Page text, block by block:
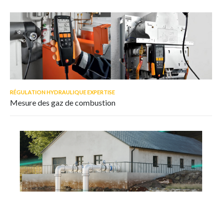
RÉGULATION HYDRAULIQUE EXPERTISE
Mesure des gaz de combustion